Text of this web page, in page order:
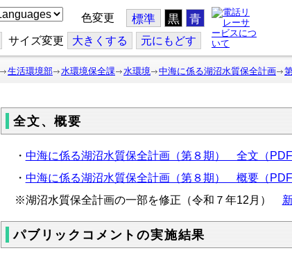
色変更 標準 黒 青
サイズ変更 大きくする 元にもどす
生活環境部 水環境保全課 水環境 中海に係る湖沼水質保全計画
全文、概要
・ 中海に係る湖沼水質保全計画（第８期） 全文（PDF
・ 中海に係る湖沼水質保全計画（第８期） 概要（PDF
※湖沼水質保全計画の一部を修正（令和７年12月）
パブリックコメントの実施結果